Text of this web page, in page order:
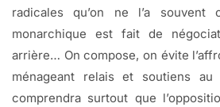
radicales qu’on ne l’a souvent
monarchique est fait de
arrière… On compose, on évite
ménageant relais et soutiens
comprendra surtout que